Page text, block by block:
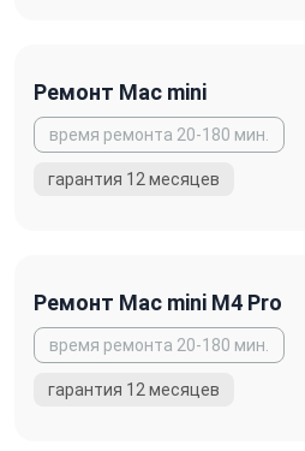
Ремонт Mac mini
Ремонт Mac mini M4 Pro